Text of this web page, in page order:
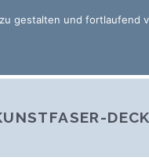
gestalten und